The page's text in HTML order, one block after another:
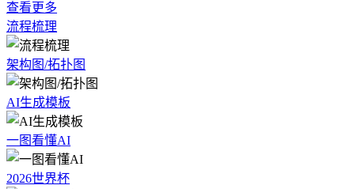
查看更多
流程梳理
架构图/拓扑图
AI生成模板
一图看懂AI
2026世界杯